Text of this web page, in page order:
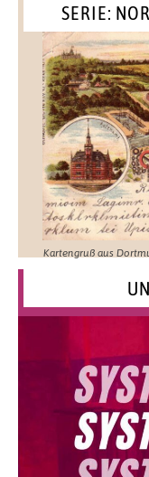
SERIE:
Kartengruß aus